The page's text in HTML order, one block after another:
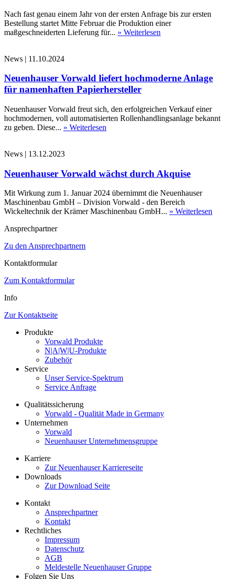
Nach fast genau einem Jahr von der ersten Anfrage bis zur ersten
Bestellung startet Mitte Februar die Produktion einer
maßgeschneiderten Lieferung für... » Weiterlesen
News | 11.10.2024
Neuenhauser Vorwald liefert hochmoderne Anlage
für namenhaften Papierhersteller
Neuenhauser Vorwald freut sich, den erfolgreichen Verkauf einer
hochmodernen, voll automatisierten Rollenhandlingsanlage bekannt
zu geben. Diese... » Weiterlesen
News | 13.12.2023
Neuenhauser Vorwald wächst durch Akquise
Mit Wirkung zum 1. Januar 2024 übernimmt die Neuenhauser
Maschinenbau GmbH – Division Vorwald - den Bereich
Wickeltechnik der Krämer Maschinenbau GmbH... » Weiterlesen
Ansprechpartner
Zu den Ansprechpartnern
Kontaktformular
Zum Kontaktformular
Info
Zur Kontaktseite
Produkte
Vorwald Produkte
N|A|W|U-Produkte
Zubehör
Service
Unser Service-Spektrum
Service Anfrage
Qualitätssicherung
Vorwald - Qualität Made in Germany
Unternehmen
Vorwald
Neuenhauser Unternehmensgruppe
Karriere
Zur Neuenhauser Karriereseite
Downloads
Zur Download Seite
Kontakt
Ansprechpartner
Kontakt
Rechtliches
Impressum
Datenschutz
AGB
Meldestelle Neuenhauser Gruppe
Folgen Sie Uns